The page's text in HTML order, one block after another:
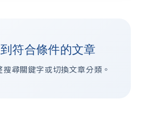
符合條件的文章
尋關鍵字或切換文章分類。